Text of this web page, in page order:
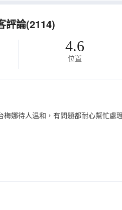
評論(2114)
4.6
位置
娜待人温和，有問題都耐心幫忙處